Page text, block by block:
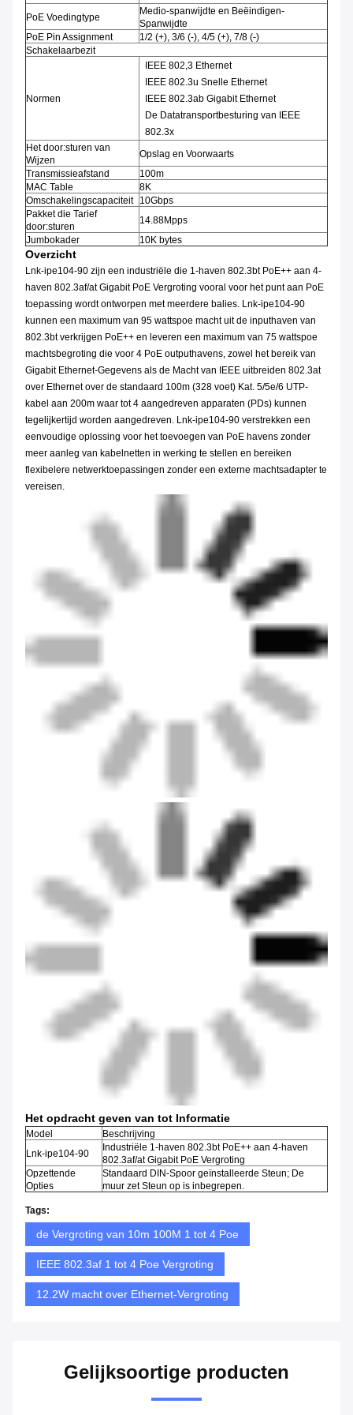
PoE Voedingtype
Medio-spanwijdte en Beëindigen-
Spanwijdte
PoE Pin Assignment
1/2 (+), 3/6 (-), 4/5 (+), 7/8 (-)
Schakelaarbezit
Normen
IEEE 802,3 Ethernet
IEEE 802.3u Snelle Ethernet
IEEE 802.3ab Gigabit Ethernet
De Datatransportbesturing van IEEE
802.3x
Het door:sturen van
Wijzen
Opslag en Voorwaarts
Transmissieafstand
100m
MAC Table
8K
Omschakelingscapaciteit
10Gbps
Pakket die Tarief
door:sturen
14.88Mpps
Jumbokader
10K bytes
Overzicht
Lnk-ipe104-90 zijn een industriële die 1-haven 802.3bt PoE++ aan 4-
haven 802.3af/at Gigabit PoE Vergroting vooral voor het punt aan PoE
toepassing wordt ontworpen met meerdere balies. Lnk-ipe104-90
kunnen een maximum van 95 wattspoe macht uit de inputhaven van
802.3bt verkrijgen PoE++ en leveren een maximum van 75 wattspoe
machtsbegroting die voor 4 PoE outputhavens, zowel het bereik van
Gigabit Ethernet-Gegevens als de Macht van IEEE uitbreiden 802.3at
over Ethernet over de standaard 100m (328 voet) Kat. 5/5e/6 UTP-
kabel aan 200m waar tot 4 aangedreven apparaten (PDs) kunnen
tegelijkertijd worden aangedreven. Lnk-ipe104-90 verstrekken een
eenvoudige oplossing voor het toevoegen van PoE havens zonder
meer aanleg van kabelnetten in werking te stellen en bereiken
flexibelere netwerktoepassingen zonder een externe machtsadapter te
vereisen.
Het opdracht geven van tot Informatie
Model
Beschrijving
Lnk-ipe104-90
Industriële 1-haven 802.3bt PoE++ aan 4-haven
802.3af/at Gigabit PoE Vergroting
Opzettende
Opties
Standaard DIN-Spoor geïnstalleerde Steun; De
muur zet Steun op is inbegrepen.
Tags:
de Vergroting van 10m 100M 1 tot 4 Poe
IEEE 802.3af 1 tot 4 Poe Vergroting
12.2W macht over Ethernet-Vergroting
Gelijksoortige producten